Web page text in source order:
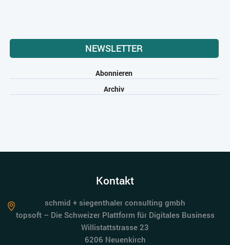
NEWSLETTER
Abonnieren
Archiv
Kontakt
schmid + siegenthaler consulting gmbh
topsoft – Die Schweizer Plattform für Digitales Business
Willistattstrasse 23
6206 Neuenkirch